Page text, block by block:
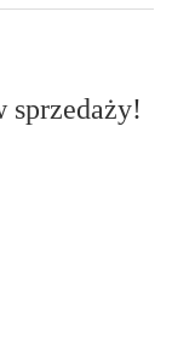
sprzedaży!